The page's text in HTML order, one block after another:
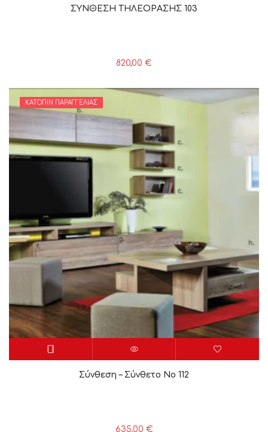
ΣΥΝΘΕΣΗ ΤΗΛΕΟΡΑΣΗΣ 103
820,00 €
ΚΑΤΌΠΙΝ ΠΑΡΑΓΓΕΛΊΑΣ
Σύνθεση – Σύνθετο Νο 112
635,00 €